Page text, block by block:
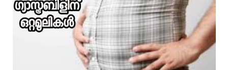
മാറ്റിവച്ച ചിക്കൻ ചേർത്ത് ഒന്ന് ഇളകിയെടുക്കാം. ഇനി ഒരു
മിക്സിയുടെ ജാറിലേക്ക് മുട്ട, മൈദ, വെള്ളം പാകത്തിന് ഉപ്പ്
എന്നിവ ചേർത്ത് നന്നായിട്ട് അടിച്ചെടുക്കാം. ഇനി ഒരു പാനിൽ
മാവൊഴിച്ചു ദോശ ചുട്ടെടുക്കാം. ഇനി ഒരു പാത്രത്തിൽ മുട്ട
പൊട്ടിച്ച് ഒഴിക്കാം കൂടെത്തന്നെ പാൽ, കുരുമുളകുപൊടി, ഉപ്പ്,